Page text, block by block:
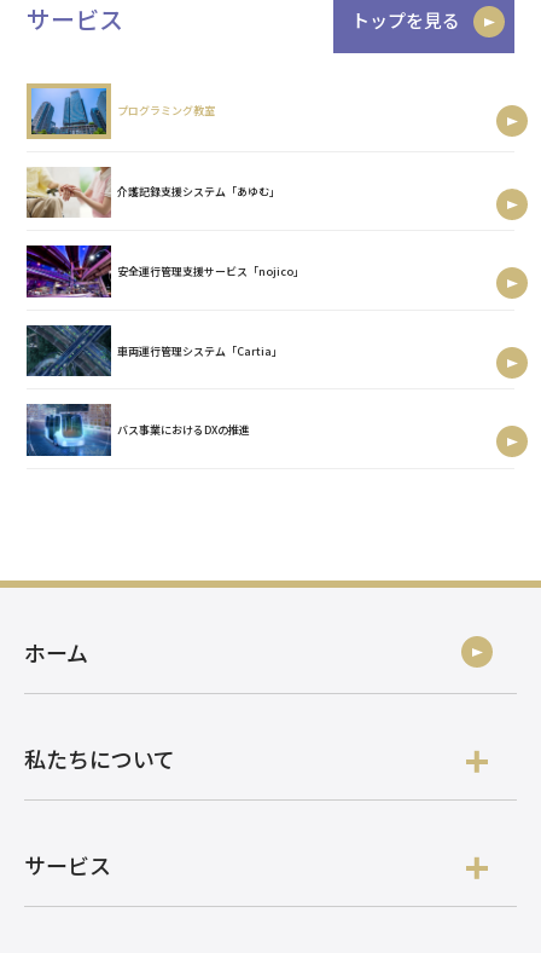
サービス トップを見る
プログラミング教室
介護記録支援システム「あゆむ」
安全運行管理支援サービス「nojico」
車両運行管理システム「Cartia」
バス事業におけるDXの推進
ホーム
私たちについて
サービス